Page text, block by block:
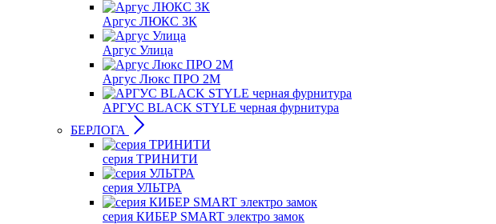
Аргус ЛЮКС 3К
Аргус Улица
Аргус Люкс ПРО 2М
АРГУС BLACK STYLE черная фурнитура
БЕРЛОГА
серия ТРИНИТИ
серия УЛЬТРА
серия КИБЕР SMART электро замок